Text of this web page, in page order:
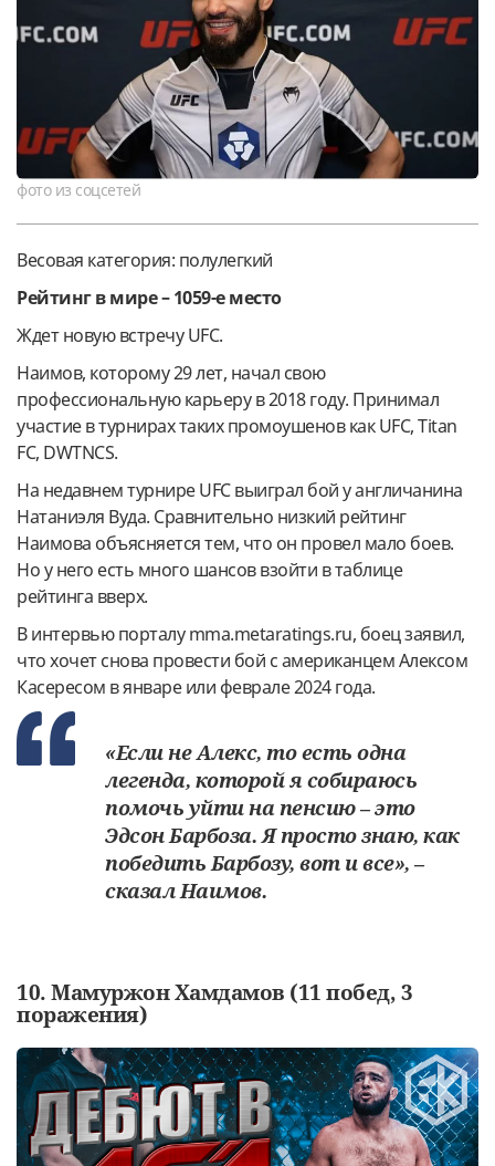
фото из соцсетей
Весовая категория: полулегкий
Рейтинг в мире – 1059-е место
Ждет новую встречу UFC.
Наимов, которому 29 лет, начал свою
профессиональную карьеру в 2018 году. Принимал
участие в турнирах таких промоушенов как UFC, Titan
FC, DWTNCS.
На недавнем турнире UFC выиграл бой у англичанина
Натаниэля Вуда. Сравнительно низкий рейтинг
Наимова объясняется тем, что он провел мало боев.
Но у него есть много шансов взойти в таблице
рейтинга вверх.
В интервью порталу mma.metaratings.ru, боец заявил,
что хочет снова провести бой с американцем Алексом
Касересом в январе или феврале 2024 года.
«Если не Алекс, то есть одна
легенда, которой я собираюсь
помочь уйти на пенсию – это
Эдсон Барбоза. Я просто знаю, как
победить Барбозу, вот и все», –
сказал Наимов.
10. Мамуржон Хамдамов (11 побед, 3
поражения)